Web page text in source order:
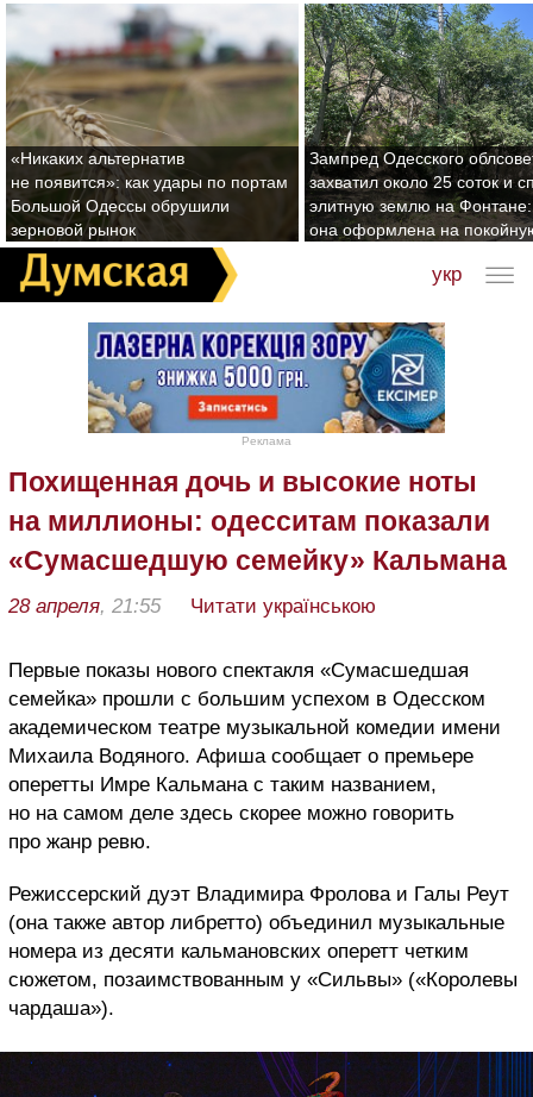
«Никаких альтернатив
не появится»: как удары по портам
Большой Одессы обрушили
зерновой рынок
Зампред Одесского
захватил около 25 соток и
элитную землю на Фонтане:
она оформлена на
укр
Реклама
Похищенная дочь и высокие ноты
на миллионы: одесситам показали
«Сумасшедшую семейку» Кальмана
28 апреля, 21:55 Читати українською
Первые показы нового спектакля «Сумасшедшая
семейка» прошли с большим успехом в Одесском
академическом театре музыкальной комедии имени
Михаила Водяного. Афиша сообщает о премьере
оперетты Имре Кальмана с таким названием,
но на самом деле здесь скорее можно говорить
про жанр ревю.
Режиссерский дуэт Владимира Фролова и Галы Реут
(она также автор либретто) объединил музыкальные
номера из десяти кальмановских оперетт четким
сюжетом, позаимствованным у «Сильвы» («Королевы
чардаша»).